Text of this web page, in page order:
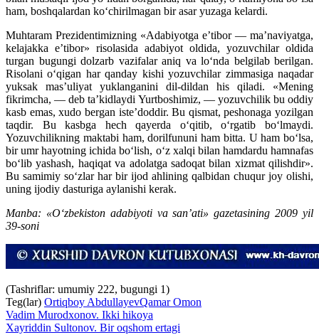
ham, boshqalardan ko‘chirilmagan bir asar yuzaga kelardi.
Muhtaram Prezidentimizning «Adabiyotga e’tibor — ma’naviyatga,
kelajakka e’tibor» risolasida adabiyot oldida, yozuvchilar oldida
turgan bugungi dolzarb vazifalar aniq va lo‘nda belgilab berilgan.
Risolani o‘qigan har qanday kishi yozuvchilar zimmasiga naqadar
yuksak mas’uliyat yuklanganini dil-dildan his qiladi. «Mening
fikrimcha, — deb ta’kidlaydi Yurtboshimiz, — yozuvchilik bu oddiy
kasb emas, xudo bergan iste’doddir. Bu qismat, peshonaga yozilgan
taqdir. Bu kasbga hech qayerda o‘qitib, o‘rgatib bo‘lmaydi.
Yozuvchilikning maktabi ham, dorilfununi ham bitta. U ham bo‘lsa,
bir umr hayotning ichida bo‘lish, o‘z xalqi bilan hamdardu hamnafas
bo‘lib yashash, haqiqat va adolatga sadoqat bilan xizmat qilishdir».
Bu samimiy so‘zlar har bir ijod ahlining qalbidan chuqur joy olishi,
uning ijodiy dasturiga aylanishi kerak.
Manba: «O‘zbekiston adabiyoti va san’ati» gazetasining 2009 yil
39-soni
(Tashriflar: umumiy 222, bugungi 1)
Teg(lar) Ortiqboy AbdullayevQamar Omon
Vadim Murodxonov. Ikki hikoya
Xayriddin Sultonov. Bir oqshom ertagi